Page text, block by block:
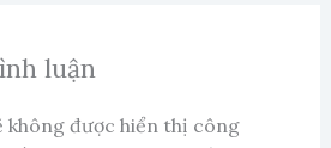
luận
không được hiển thị công